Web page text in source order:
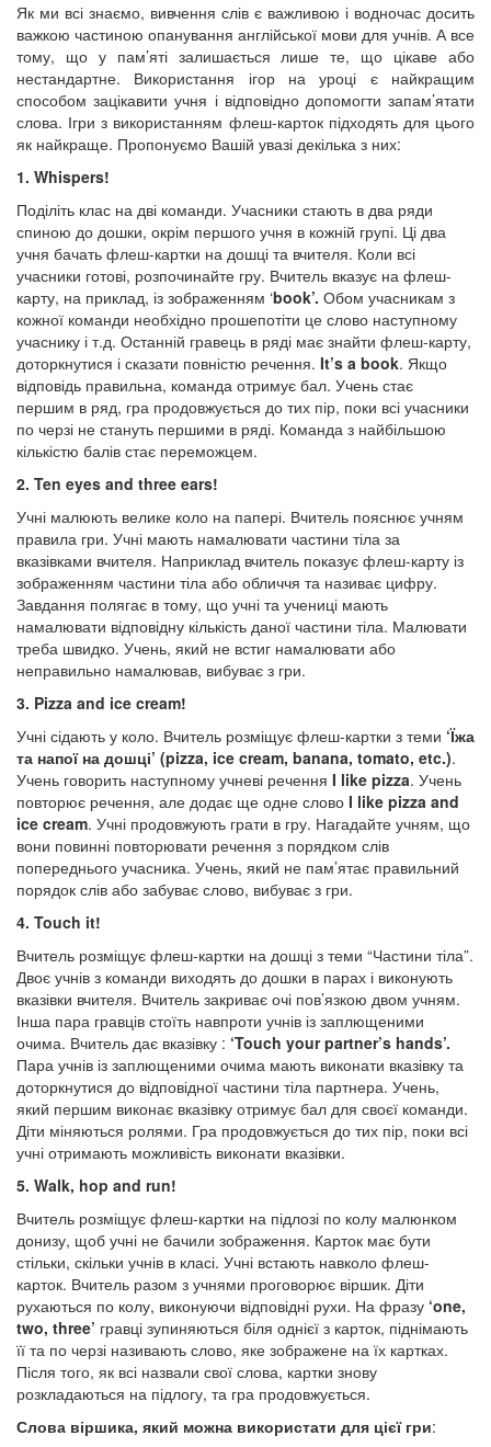
Як ми всі знаємо, вивчення слів є важливою і водночас досить
важкою частиною опанування англійської мови для учнів. А все
тому, що у пам’яті залишається лише те, що цікаве або
нестандартне. Використання ігор на уроці є найкращим
способом зацікавити учня і відповідно допомогти запам’ятати
слова. Ігри з використанням флеш-карток підходять для цього
як найкраще. Пропонуємо Вашій увазі декілька з них:
1. Whispers!
Поділіть клас на дві команди. Учасники стають в два ряди
спиною до дошки, окрім першого учня в кожній групі. Ці два
учня бачать флеш-картки на дошці та вчителя. Коли всі
учасники готові, розпочинайте гру. Вчитель вказує на флеш-
карту, на приклад, із зображенням ‘book’. Обом учасникам з
кожної команди необхідно прошепотіти це слово наступному
учаснику і т.д. Останній гравець в ряді має знайти флеш-карту,
доторкнутися і сказати повністю речення. It’s a book. Якщо
відповідь правильна, команда отримує бал. Учень стає
першим в ряд, гра продовжується до тих пір, поки всі учасники
по черзі не стануть першими в ряді. Команда з найбільшою
кількістю балів стає переможцем.
2. Ten eyes and three ears!
Учні малюють велике коло на папері. Вчитель пояснює учням
правила гри. Учні мають намалювати частини тіла за
вказівками вчителя. Наприклад вчитель показує флеш-карту із
зображенням частини тіла або обличчя та називає цифру.
Завдання полягає в тому, що учні та учениці мають
намалювати відповідну кількість даної частини тіла. Малювати
треба швидко. Учень, який не встиг намалювати або
неправильно намалював, вибуває з гри.
3. Pizza and ice cream!
Учні сідають у коло. Вчитель розміщує флеш-картки з теми ‘Їжа
та напої на дошці’ (pizza, ice cream, banana, tomato, etc.).
Учень говорить наступному учневі речення I like pizza. Учень
повторює речення, але додає ще одне слово I like pizza and
ice cream. Учні продовжують грати в гру. Нагадайте учням, що
вони повинні повторювати речення з порядком слів
попереднього учасника. Учень, який не пам’ятає правильний
порядок слів або забуває слово, вибуває з гри.
4. Touch it!
Вчитель розміщує флеш-картки на дошці з теми “Частини тіла”.
Двоє учнів з команди виходять до дошки в парах і виконують
вказівки вчителя. Вчитель закриває очі пов’язкою двом учням.
Інша пара гравців стоїть навпроти учнів із заплющеними
очима. Вчитель дає вказівку : ‘Touch your partner’s hands’.
Пара учнів із заплющеними очима мають виконати вказівку та
доторкнутися до відповідної частини тіла партнера. Учень,
який першим виконає вказівку отримує бал для своєї команди.
Діти міняються ролями. Гра продовжується до тих пір, поки всі
учні отримають можливість виконати вказівки.
5. Walk, hop and run!
Вчитель розміщує флеш-картки на підлозі по колу малюнком
донизу, щоб учні не бачили зображення. Карток має бути
стільки, скільки учнів в класі. Учні встають навколо флеш-
карток. Вчитель разом з учнями проговорює віршик. Діти
рухаються по колу, виконуючи відповідні рухи. На фразу ‘one,
two, three’ гравці зупиняються біля однієї з карток, піднімають
її та по черзі називають слово, яке зображене на їх картках.
Після того, як всі назвали свої слова, картки знову
розкладаються на підлогу, та гра продовжується.
Слова віршика, який можна використати для цієї гри: